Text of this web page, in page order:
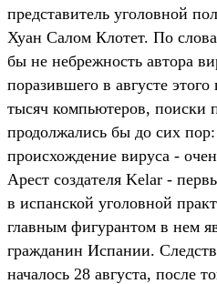
представитель уголовной
Хуан Салом Клотет. По
бы не небрежность автора
поразившего в августе этого
тысяч компьютеров, поиски
продолжались бы до сих
происхождение вируса -
Арест создателя Kelar -
в испанской уголовной
главным фигурантом в нем
гражданин Испании.
началось 28 августа, после